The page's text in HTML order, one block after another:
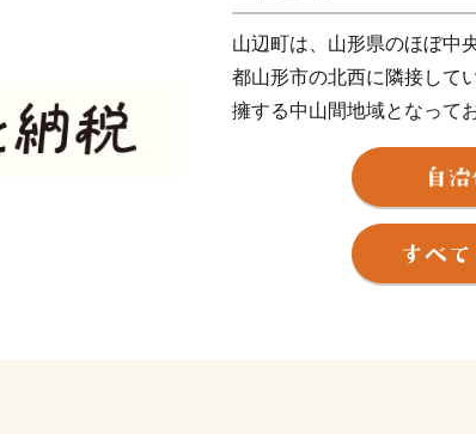
山辺町は、⼭形県のほぼ中
都⼭形市の北⻄に隣接して
擁する中⼭間地域となって
林や湧⽔などが美しい⾃然
は市街地を形成し、南北に
となっており、市街地周辺
かした稲作や果樹栽培が盛